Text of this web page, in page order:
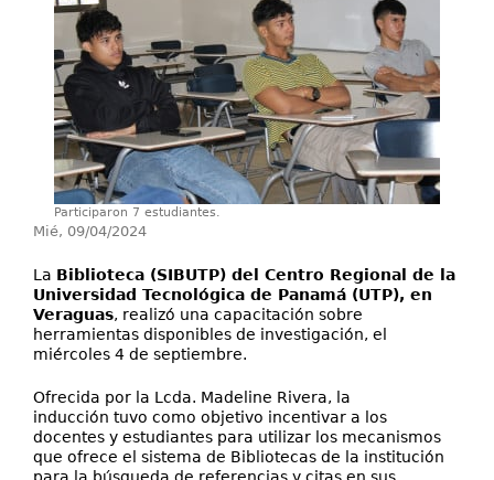
Ayuda
Participaron 7 estudiantes.
Mié, 09/04/2024
La Biblioteca (SIBUTP) del Centro Regional de la
Universidad Tecnológica de Panamá (UTP), en
Veraguas, realizó una capacitación sobre
herramientas disponibles de investigación, el
miércoles 4 de septiembre.
Ofrecida por la Lcda. Madeline Rivera, la
inducción tuvo como objetivo incentivar a los
docentes y estudiantes para utilizar los mecanismos
que ofrece el sistema de Bibliotecas de la institución